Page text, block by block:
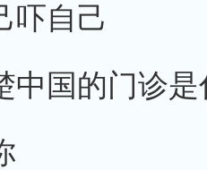
吓自己
中国的门诊